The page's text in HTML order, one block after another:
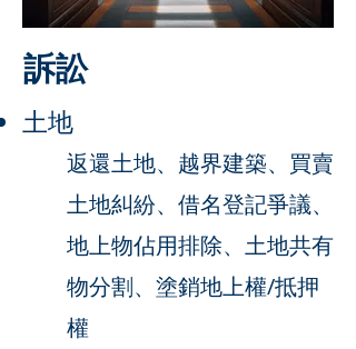
​訴訟
​土地
返還土地、越界建築、買賣
土地糾紛、借名登記爭議、
地上物佔用排除、土地共有
物分割、塗銷地上權/抵押
權